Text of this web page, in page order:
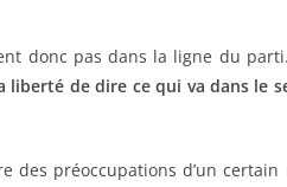
donc pas dans la ligne du
de dire ce qui va dans le
des préoccupations d’un